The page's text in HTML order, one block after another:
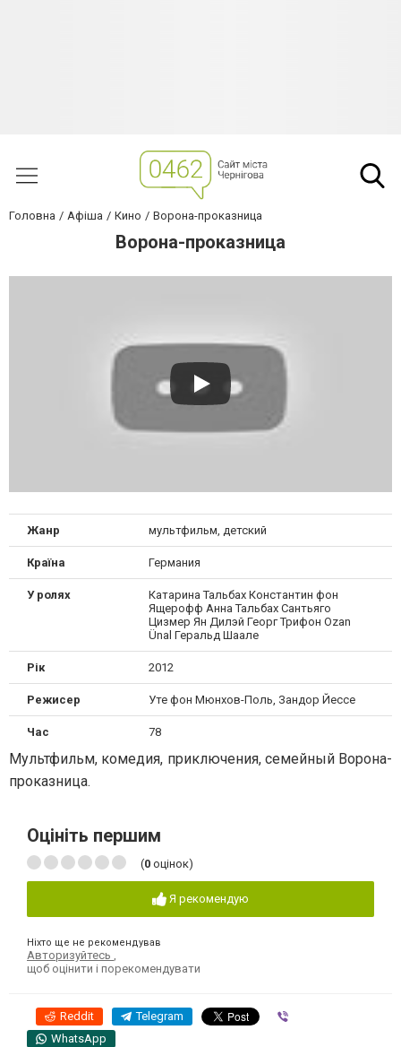
Головна Афіша Кино Ворона-проказница
Ворона-проказница
Жанр мультфильм, детский
Країна Германия
У ролях
Катарина Тальбах Константин фон
Ящерофф Анна Тальбах Сантьяго
Цизмер Ян Дилэй Георг Трифон Ozan
Ünal Геральд Шаале
Рік 2012
Режисер Уте фон Мюнхов-Поль, Зандор Йессе
Час 78
Мультфильм, комедия, приключения, семейный Ворона-
проказница.
Оцініть першим
(0 оцінок)
Я рекомендую
Ніхто ще не рекомендував
Авторизуйтесь ,
щоб оцінити і порекомендувати
Reddit Telegram
WhatsApp